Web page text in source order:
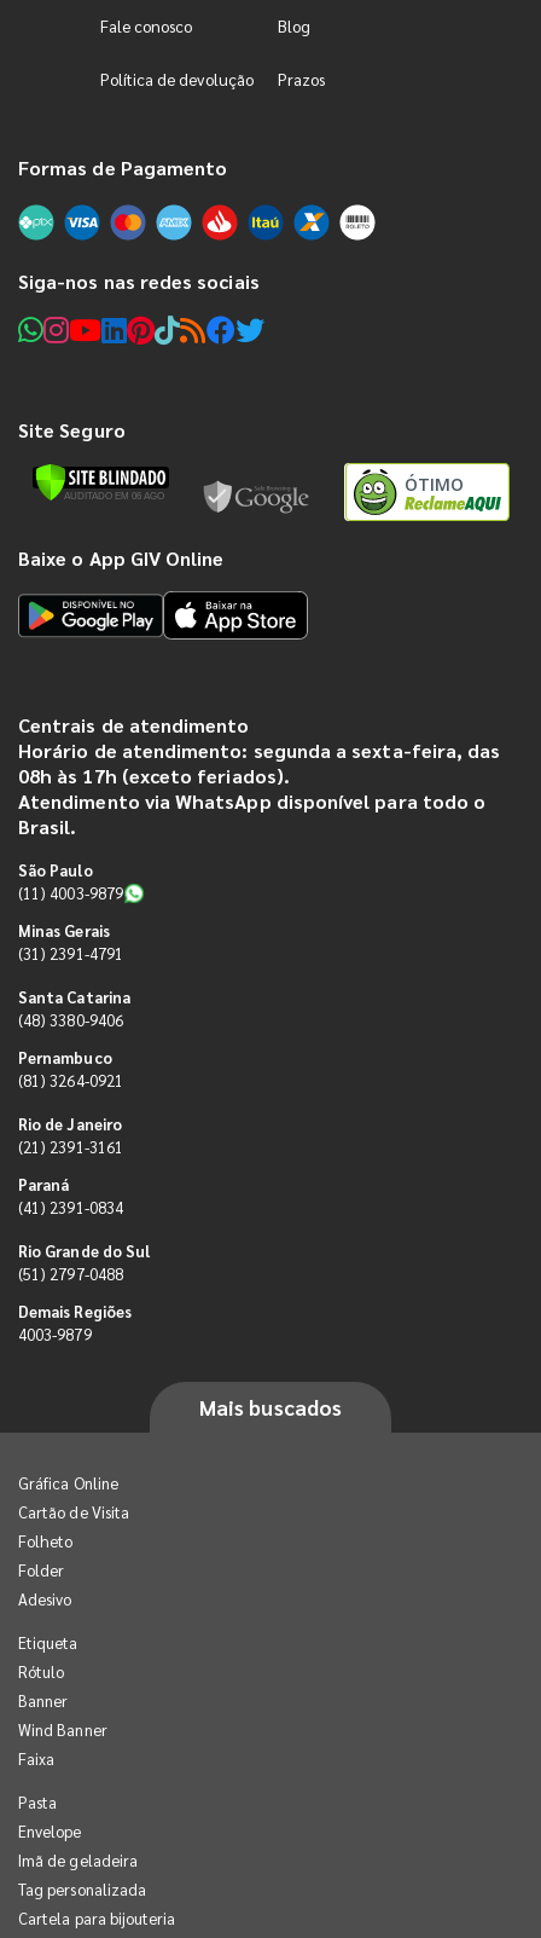
Fale conosco Blog
Política de devolução Prazos
Formas de Pagamento
Siga-nos nas redes sociais
Site Seguro
ÓTIMO
Baixe o App GIV Online
Centrais de atendimento
Horário de atendimento: segunda a sexta-feira, das
08h às 17h (exceto feriados).
Atendimento via WhatsApp disponível para todo o
Brasil.
São Paulo
(11) 4003-9879
Minas Gerais
(31) 2391-4791
Santa Catarina
(48) 3380-9406
Pernambuco
(81) 3264-0921
Rio de Janeiro
(21) 2391-3161
Paraná
(41) 2391-0834
Rio Grande do Sul
(51) 2797-0488
Demais Regiões
4003-9879
Mais buscados
Gráfica Online
Cartão de Visita
Folheto
Folder
Adesivo
Etiqueta
Rótulo
Banner
Wind Banner
Faixa
Pasta
Envelope
Imã de geladeira
Tag personalizada
Cartela para bijouteria